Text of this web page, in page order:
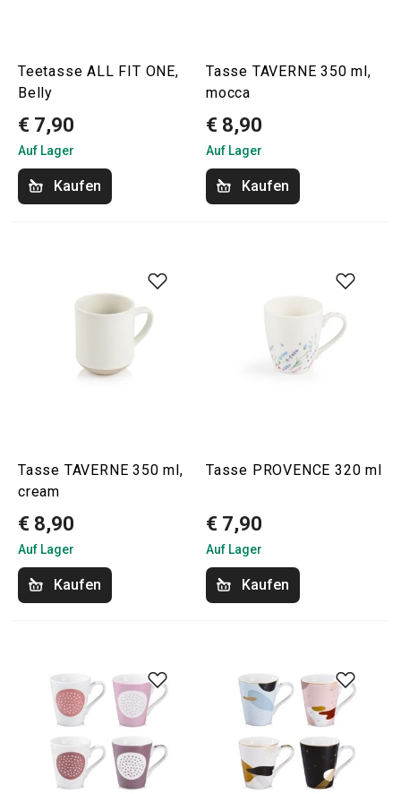
Teetasse ALL FIT ONE,
Belly
€ 7,90
Auf Lager
Kaufen
Tasse TAVERNE 350 ml,
mocca
€ 8,90
Auf Lager
Kaufen
Tasse TAVERNE 350 ml,
cream
€ 8,90
Auf Lager
Kaufen
Tasse PROVENCE 320 ml
€ 7,90
Auf Lager
Kaufen